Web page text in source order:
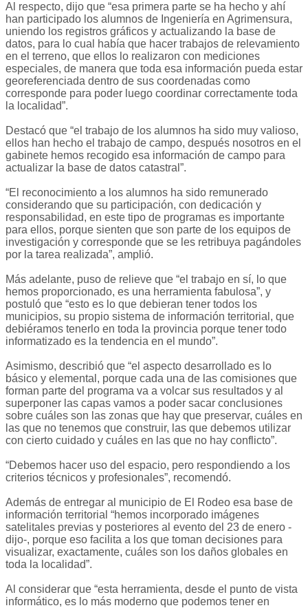
Al respecto, dijo que “esa primera parte se ha hecho y ahí
han participado los alumnos de Ingeniería en Agrimensura,
uniendo los registros gráficos y actualizando la base de
datos, para lo cual había que hacer trabajos de relevamiento
en el terreno, que ellos lo realizaron con mediciones
especiales, de manera que toda esa información pueda estar
georeferenciada dentro de sus coordenadas como
corresponde para poder luego coordinar correctamente toda
la localidad”.
Destacó que “el trabajo de los alumnos ha sido muy valioso,
ellos han hecho el trabajo de campo, después nosotros en el
gabinete hemos recogido esa información de campo para
actualizar la base de datos catastral”.
“El reconocimiento a los alumnos ha sido remunerado
considerando que su participación, con dedicación y
responsabilidad, en este tipo de programas es importante
para ellos, porque sienten que son parte de los equipos de
investigación y corresponde que se les retribuya pagándoles
por la tarea realizada”, amplió.
Más adelante, puso de relieve que “el trabajo en sí, lo que
hemos proporcionado, es una herramienta fabulosa”, y
postuló que “esto es lo que debieran tener todos los
municipios, su propio sistema de información territorial, que
debiéramos tenerlo en toda la provincia porque tener todo
informatizado es la tendencia en el mundo”.
Asimismo, describió que “el aspecto desarrollado es lo
básico y elemental, porque cada una de las comisiones que
forman parte del programa va a volcar sus resultados y al
superponer las capas vamos a poder sacar conclusiones
sobre cuáles son las zonas que hay que preservar, cuáles en
las que no tenemos que construir, las que debemos utilizar
con cierto cuidado y cuáles en las que no hay conflicto”.
“Debemos hacer uso del espacio, pero respondiendo a los
criterios técnicos y profesionales”, recomendó.
Además de entregar al municipio de El Rodeo esa base de
información territorial “hemos incorporado imágenes
satelitales previas y posteriores al evento del 23 de enero -
dijo-, porque eso facilita a los que toman decisiones para
visualizar, exactamente, cuáles son los daños globales en
toda la localidad”.
Al considerar que “esta herramienta, desde el punto de vista
informático, es lo más moderno que podemos tener en